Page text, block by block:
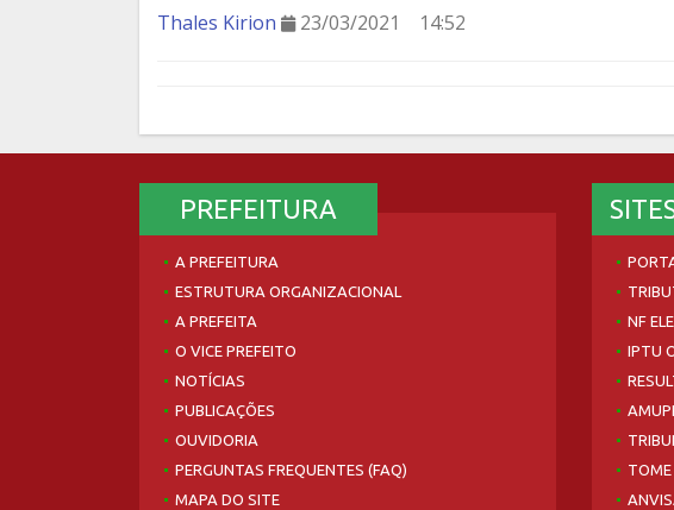
Thales Kirion 23/03/2021 14:52
PREFEITURA
A PREFEITURA
ESTRUTURA ORGANIZACIONAL
A PREFEITA
O VICE PREFEITO
NOTÍCIAS
PUBLICAÇÕES
OUVIDORIA
PERGUNTAS FREQUENTES (FAQ)
MAPA DO SITE
NF
IPTU